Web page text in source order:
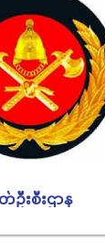
ဦးစီးဌာန